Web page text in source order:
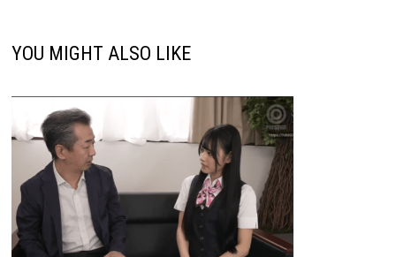
YOU MIGHT ALSO LIKE